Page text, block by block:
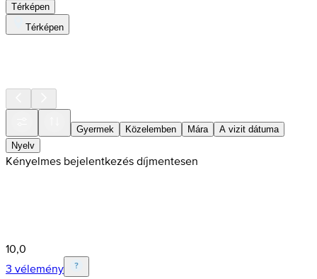
Térképen
Térképen
Gyermek Közelemben Mára
A vizit dátuma
Nyelv
Kényelmes bejelentkezés díjmentesen
10,0
3 vélemény